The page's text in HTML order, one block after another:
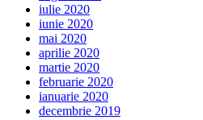
iulie 2020
iunie 2020
mai 2020
aprilie 2020
martie 2020
februarie 2020
ianuarie 2020
decembrie 2019